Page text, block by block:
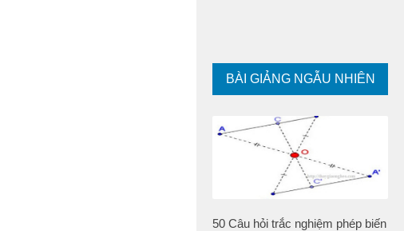
BÀI GIẢNG NGẪU NHIÊN
50 Câu hỏi trắc nghiệm phép biến